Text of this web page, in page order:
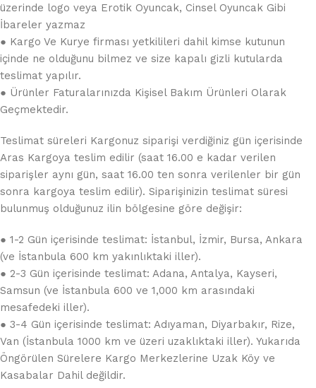
üzerinde logo veya Erotik Oyuncak, Cinsel Oyuncak Gibi
İbareler yazmaz
● Kargo Ve Kurye firması yetkilileri dahil kimse kutunun
içinde ne olduğunu bilmez ve size kapalı gizli kutularda
teslimat yapılır.
● Ürünler Faturalarınızda Kişisel Bakım Ürünleri Olarak
Geçmektedir.
Teslimat süreleri Kargonuz siparişi verdiğiniz gün içerisinde
Aras Kargoya teslim edilir (saat 16.00 e kadar verilen
siparişler aynı gün, saat 16.00 ten sonra verilenler bir gün
sonra kargoya teslim edilir). Siparişinizin teslimat süresi
bulunmuş olduğunuz ilin bölgesine göre değişir:
● 1-2 Gün içerisinde teslimat: İstanbul, İzmir, Bursa, Ankara
(ve İstanbula 600 km yakınlıktaki iller).
● 2-3 Gün içerisinde teslimat: Adana, Antalya, Kayseri,
Samsun (ve İstanbula 600 ve 1,000 km arasındaki
mesafedeki iller).
● 3-4 Gün içerisinde teslimat: Adıyaman, Diyarbakır, Rize,
Van (İstanbula 1000 km ve üzeri uzaklıktaki iller). Yukarıda
Öngörülen Sürelere Kargo Merkezlerine Uzak Köy ve
Kasabalar Dahil değildir.